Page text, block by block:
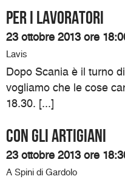
Per i lavoratori
23 ottobre 2013 ore
Lavis
Dopo Scania è il turno
vogliamo che le cose
18.30. [...]
Con gli artigiani
23 ottobre 2013 ore
A Spini di Gardolo